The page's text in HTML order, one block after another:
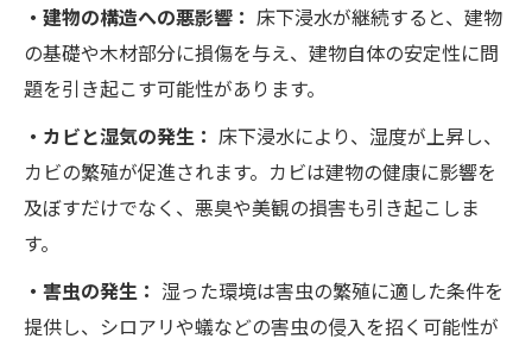
・建物の構造への悪影響： 床下浸水が継続すると、建物
の基礎や木材部分に損傷を与え、建物自体の安定性に問
題を引き起こす可能性があります。
・カビと湿気の発生： 床下浸水により、湿度が上昇し、
カビの繁殖が促進されます。カビは建物の健康に影響を
及ぼすだけでなく、悪臭や美観の損害も引き起こしま
す。
・害虫の発生： 湿った環境は害虫の繁殖に適した条件を
提供し、シロアリや蟻などの害虫の侵入を招く可能性が